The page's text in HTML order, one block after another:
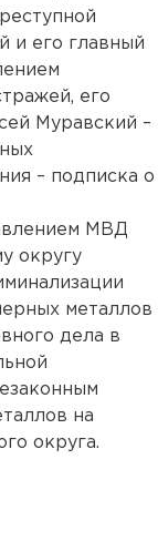
и его главный
его
Муравский –
– подписка о
МВД
округу
металлов
дела в
на
округа.